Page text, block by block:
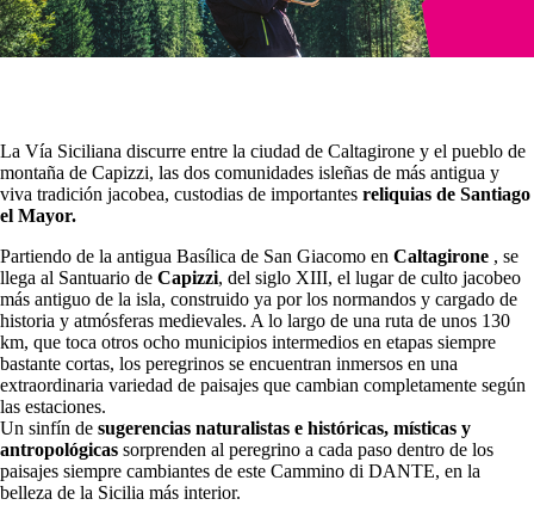
La Vía Siciliana discurre entre la ciudad de Caltagirone y el pueblo de
montaña de Capizzi, las dos comunidades isleñas de más antigua y
viva tradición jacobea, custodias de importantes reliquias de Santiago
el Mayor.
Partiendo de la antigua Basílica de San Giacomo en Caltagirone , se
llega al Santuario de Capizzi, del siglo XIII, el lugar de culto jacobeo
más antiguo de la isla, construido ya por los normandos y cargado de
historia y atmósferas medievales. A lo largo de una ruta de unos 130
km, que toca otros ocho municipios intermedios en etapas siempre
bastante cortas, los peregrinos se encuentran inmersos en una
extraordinaria variedad de paisajes que cambian completamente según
las estaciones.
Un sinfín de sugerencias naturalistas e históricas, místicas y
antropológicas sorprenden al peregrino a cada paso dentro de los
paisajes siempre cambiantes de este Cammino di DANTE, en la
belleza de la Sicilia más interior.